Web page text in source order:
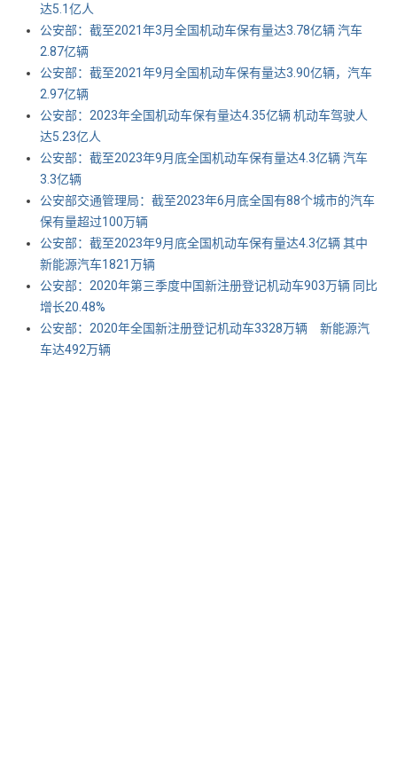
达5.1亿人
公安部：截至2021年3月全国机动车保有量达3.78亿辆 汽车
2.87亿辆
公安部：截至2021年9月全国机动车保有量达3.90亿辆，汽车
2.97亿辆
公安部：2023年全国机动车保有量达4.35亿辆 机动车驾驶人
达5.23亿人
公安部：截至2023年9月底全国机动车保有量达4.3亿辆 汽车
3.3亿辆
公安部交通管理局：截至2023年6月底全国有88个城市的汽车
保有量超过100万辆
公安部：截至2023年9月底全国机动车保有量达4.3亿辆 其中
新能源汽车1821万辆
公安部：2020年第三季度中国新注册登记机动车903万辆 同比
增长20.48%
公安部：2020年全国新注册登记机动车3328万辆 新能源汽
车达492万辆